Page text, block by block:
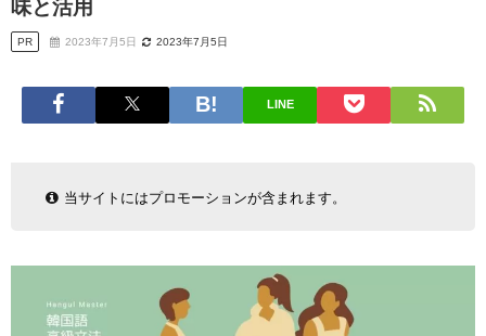
味と活用
PR 2023年7月5日 2023年7月5日
LINE
当サイトにはプロモーションが含まれます。